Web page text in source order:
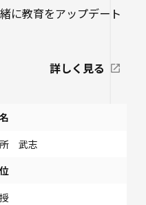
に教育をアップデート
詳しく見る
武志